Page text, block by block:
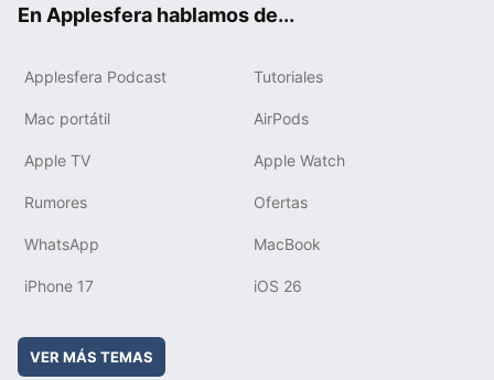
En Applesfera hablamos de...
Applesfera Podcast Tutoriales
Mac portátil AirPods
Apple TV Apple Watch
Rumores Ofertas
WhatsApp MacBook
iPhone 17 iOS 26
VER MÁS TEMAS